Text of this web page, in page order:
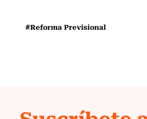
#Reforma Previsional